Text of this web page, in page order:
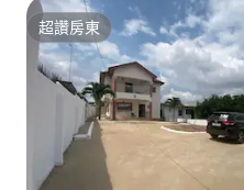
超讚房東
超讚房東